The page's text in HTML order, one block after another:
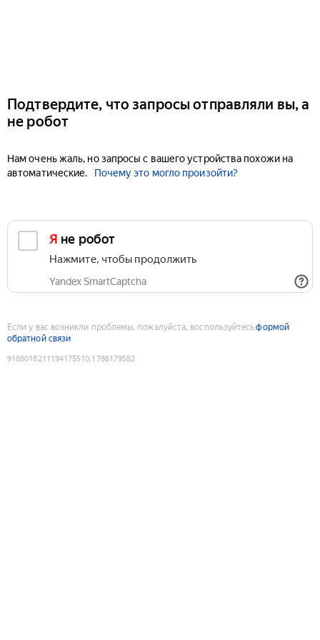
Подтвердите, что запросы отправляли вы, а
не робот
Нам очень жаль, но запросы с вашего устройства похожи на
автоматические.
Почему это могло произойти?
Я не робот
Нажмите, чтобы продолжить
Yandex SmartCaptcha
Если у вас возникли проблемы, пожалуйста, воспользуйтесьформой
обратной связи
9188018211194175510:1786179582